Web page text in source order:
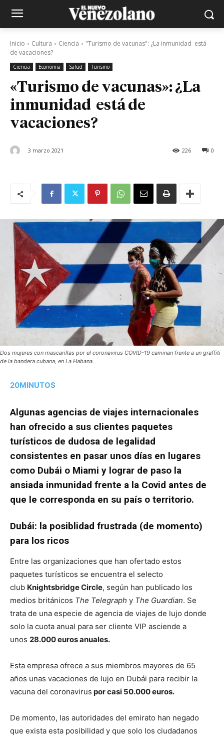
Inicio Cultura Ciencia
"Turismo de vacunas": ¿La inmunidad está
de vacaciones?
Ciencia Economia Salud Turismo
«Turismo de vacunas»: ¿La
inmunidad está de
vacaciones?
3 marzo 2021 0
226
Dos mujeres con mascarillas por el coronavirus COVID-19 caminan frente a un graffiti
de la bandera cubana, en La Habana.
20MINUTOS
Algunas agencias de viajes internacionales
han ofrecido a sus clientes paquetes
turísticos de dudosa de legalidad
consistentes en pasar unos días en lugares
como Dubái o Miami y lograr de paso la
ansiada inmunidad frente a la Covid antes de
que le corresponda en su país o territorio.
Dubái: la posiblidad frustrada (de momento)
para los ricos
Entre las organizaciones que han ofertado estos
paquetes turísticos se encuentra el selecto
club Knightsbridge Circle, según han publicado los
medios británicos The Telegraph y The Guardian. Se
trata de una especie de agencia de viajes de lujo donde
solo la cuota anual para ser cliente VIP asciende a
unos 28.000 euros anuales.
Esta empresa ofrece a sus miembros mayores de 65
años unas vacaciones de lujo en Dubái para recibir la
vacuna del coronavirus por casi 50.000 euros.
De momento, las autoridades del emirato han negado
que exista esta posibilidad y que solo los ciudadanos